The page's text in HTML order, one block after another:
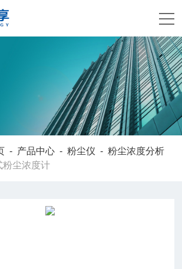
- 产品中心 -粉尘仪 -粉尘浓度分析
粉尘浓度计